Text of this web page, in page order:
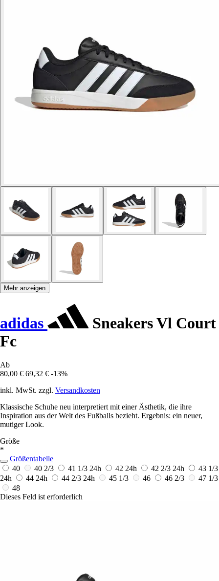
Mehr anzeigen
adidas
Sneakers Vl Court
Fc
Ab
80,00 € 69,32 € -13%
inkl. MwSt. zzgl. Versandkosten
Klassische Schuhe neu interpretiert mit einer Ästhetik, die ihre
Inspiration aus der Welt des Fußballs bezieht. Ergebnis: ein neuer,
mutiger Look.
Größe
*
Größentabelle
40
40 2/3 41 1/3 24h 42 24h 42 2/3 24h
43 1/3
24h
44 24h 44 2/3 24h 45 1/3 46 46 2/3
47 1/3
48
Dieses Feld ist erforderlich